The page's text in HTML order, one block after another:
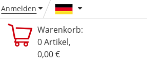
Anmelden
Warenkorb:
0 Artikel,
0,00 €